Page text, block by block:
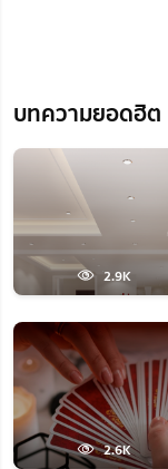
บทความยอดฮิต
2.9K
2.6K